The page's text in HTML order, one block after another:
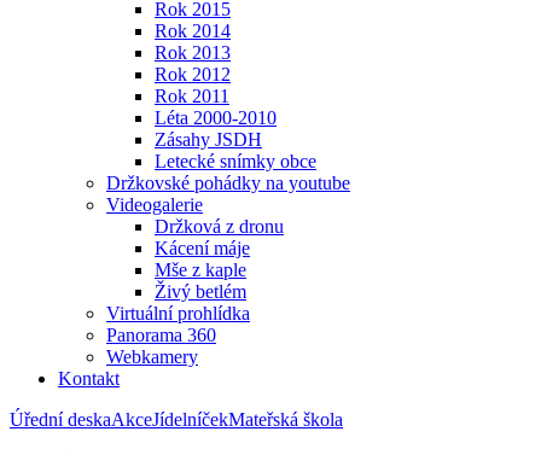
Rok 2015
Rok 2014
Rok 2013
Rok 2012
Rok 2011
Léta 2000-2010
Zásahy JSDH
Letecké snímky obce
Držkovské pohádky na youtube
Videogalerie
Držková z dronu
Kácení máje
Mše z kaple
Živý betlém
Virtuální prohlídka
Panorama 360
Webkamery
Kontakt
Úřední deskaAkceJídelníčekMateřská škola